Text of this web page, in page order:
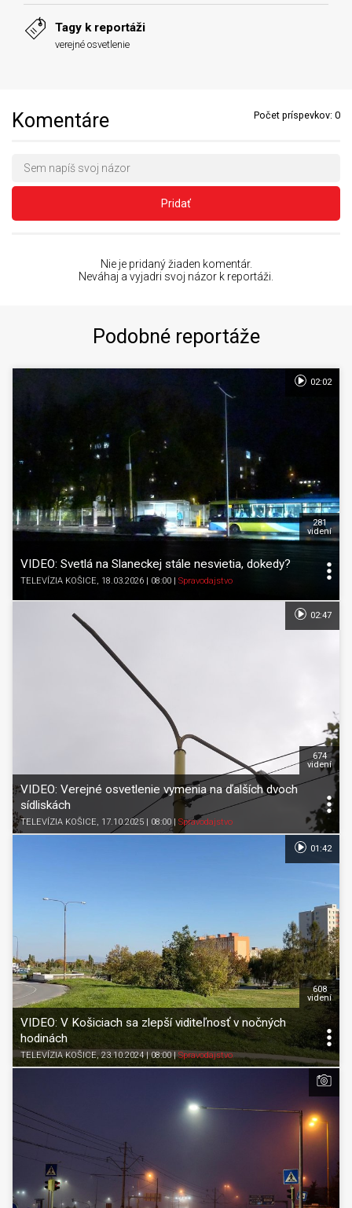
Tagy k reportáži
verejné osvetlenie
Komentáre Počet príspevkov: 0
Pridať
Nie je pridaný žiaden komentár.
Neváhaj a vyjadri svoj názor k reportáži.
Podobné reportáže
VIDEO: Svetlá na Slaneckej stále nesvietia, dokedy?
TELEVÍZIA KOŠICE, 18.03.2026 | 08:00 | Spravodajstvo
281
videní
02:02
VIDEO: Verejné osvetlenie vymenia na ďalších dvoch
sídliskách
TELEVÍZIA KOŠICE, 17.10.2025 | 08:00| Spravodajstvo
674
videní
02:47
VIDEO: V Košiciach sa zlepší viditeľnosť v nočných
hodinách
TELEVÍZIA KOŠICE, 23.10.2024 | 08:00|Spravodajstvo
608
videní
01:42